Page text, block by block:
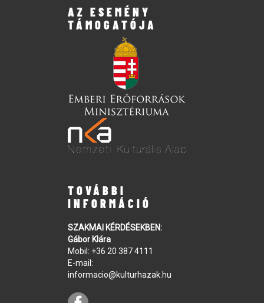
AZ ESEMÉNY
TÁMOGATÓJA
TOVÁBBI
INFORMÁCIÓ
SZAKMAI KÉRDÉSEKBEN:
Gábor Klára
Mobil: +36 20 387 4111
E-mail:
informacio@kulturhazak.hu